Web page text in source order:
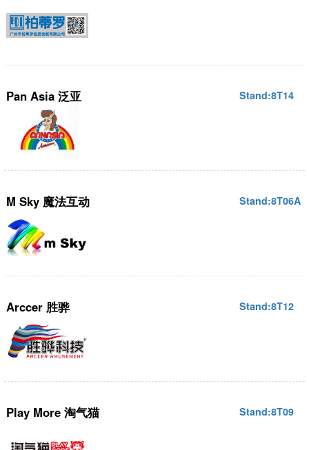
Pan Asia 泛亚 Stand:8T14
M Sky 魔法互动 Stand:8T06A
Arccer 胜骅 Stand:8T12
Play More 淘气猫 Stand:8T09